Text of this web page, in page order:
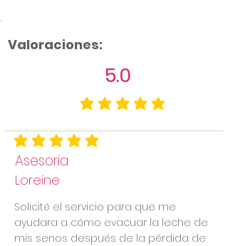
Asesoria
Solicité el servicio para que me
ayudara a cómo evacuar la leche de
mis senos después de la pérdida de
la calificación promedio es 5 de 5
Loreine
5.0
la calificación promedio
Valoraciones: